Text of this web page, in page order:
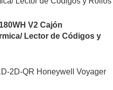
V2 Cajón
Lector de Códigos y